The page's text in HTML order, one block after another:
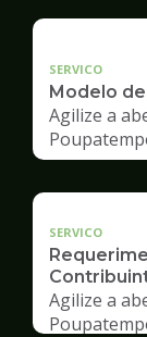
SERVICO
Modelo
Agilize a
SERVICO
Agilize a